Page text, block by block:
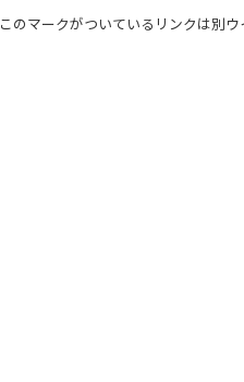
このマークがついているリンクは別